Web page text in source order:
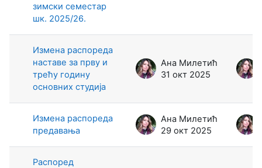
зимски семестар
шк. 2025/26.
Измена распореда
наставе за прву и
трећу годину
основних студија
Ана Милетић
31 окт 2025
Измена распореда
предавања
Ана Милетић
29 окт 2025
Распоред